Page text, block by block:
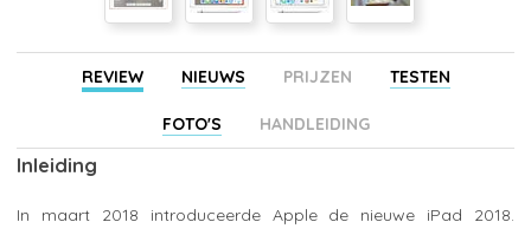
REVIEW NIEUWS PRIJZEN TESTEN
FOTO'S HANDLEIDING
Inleiding
In maart 2018 introduceerde Apple de nieuwe iPad 2018.